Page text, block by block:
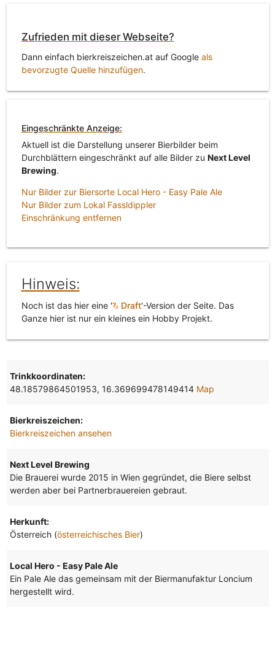
Zufrieden mit dieser Webseite?
Dann einfach bierkreiszeichen.at auf Google als
bevorzugte Quelle hinzufügen.
Eingeschränkte Anzeige:
Aktuell ist die Darstellung unserer Bierbilder beim
Durchblättern eingeschränkt auf alle Bilder zu Next Level
Brewing.
Nur Bilder zur Biersorte Local Hero - Easy Pale Ale
Nur Bilder zum Lokal Fassldippler
Einschränkung entfernen
Hinweis:
Noch ist das hier eine ' Draft'-Version der Seite. Das
Ganze hier ist nur ein kleines ein Hobby Projekt.
Trinkkoordinaten:
48.18579864501953, 16.369699478149414 Map
Bierkreiszeichen:
Bierkreiszeichen ansehen
Next Level Brewing
Die Brauerei wurde 2015 in Wien gegründet, die Biere selbst
werden aber bei Partnerbrauereien gebraut.
Herkunft:
Österreich (österreichisches Bier)
Local Hero - Easy Pale Ale
Ein Pale Ale das gemeinsam mit der Biermanufaktur Loncium
hergestellt wird.